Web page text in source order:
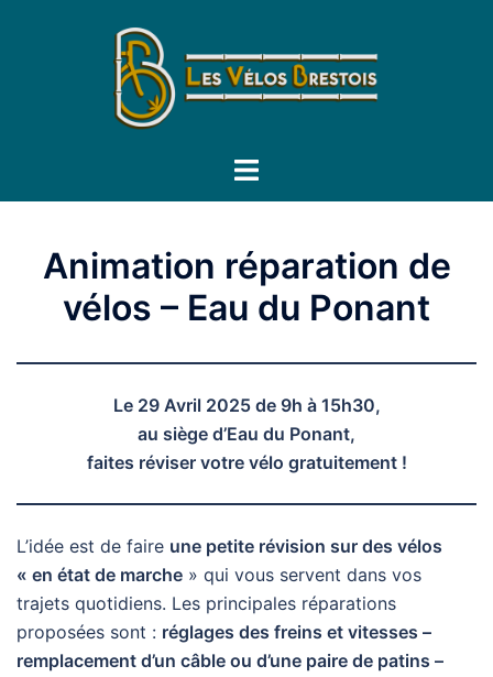
Ouvrir/fermer
Animation réparation de
vélos – Eau du Ponant
Le 29 Avril 2025 de 9h à 15h30,
au siège d’Eau du Ponant,
faites réviser votre vélo gratuitement !
L’idée est de faire une petite révision sur des vélos
« en état de marche » qui vous servent dans vos
trajets quotidiens. Les principales réparations
proposées sont : réglages des freins et vitesses –
remplacement d’un câble ou d’une paire de patins –